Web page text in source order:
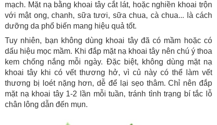
mạch. Mặt nạ bằng khoai tây cắt lát, hoặc nghiền khoai trộn
với mật ong, chanh, sữa tươi, sữa chua, cà chua... là cách
dưỡng da phổ biến mang hiệu quả tốt.
Tuy nhiên, bạn không dùng khoai tây đã có mầm hoặc có
dấu hiệu mọc mầm. Khi đắp mặt nạ khoai tây nên chú ý thoa
kem chống nắng mỗi ngày. Đặc biệt, không dùng mặt nạ
khoai tây khi có vết thương hở, vì củ này có thể làm vết
thương bị loét nặng hơn, dễ để lại sẹo thâm. Chỉ nên đắp
mặt nạ khoai tây 1-2 lần mỗi tuần, tránh tình trạng bí tắc lỗ
chân lông dẫn đến mụn.